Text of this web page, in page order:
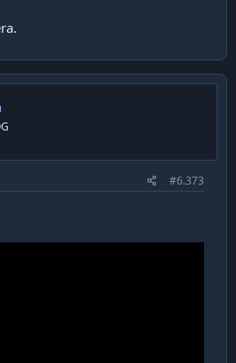
#6.373